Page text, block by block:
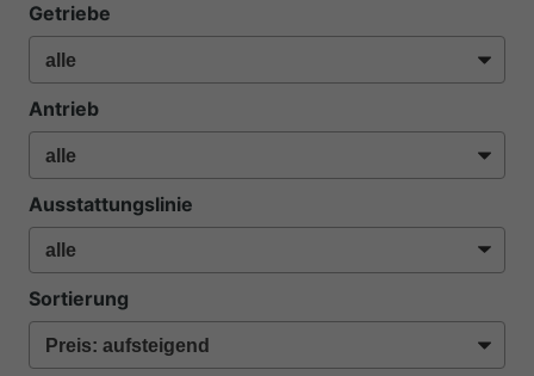
Getriebe
Antrieb
Ausstattungslinie
Sortierung